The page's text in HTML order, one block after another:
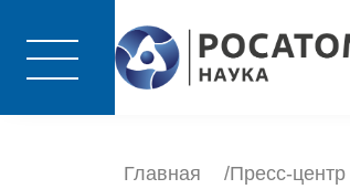
Главная Пресс-центр